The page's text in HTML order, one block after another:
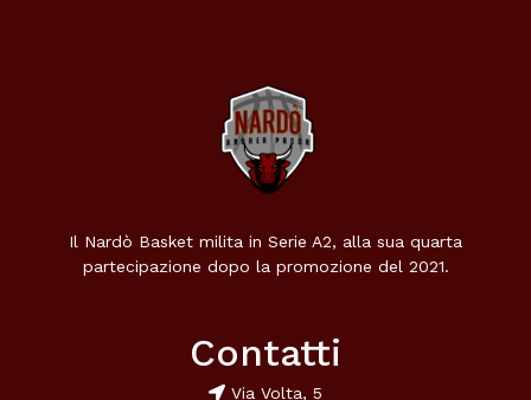
Il Nardò Basket milita in Serie A2, alla sua quarta
partecipazione dopo la promozione del 2021.
Contatti
Via Volta, 5